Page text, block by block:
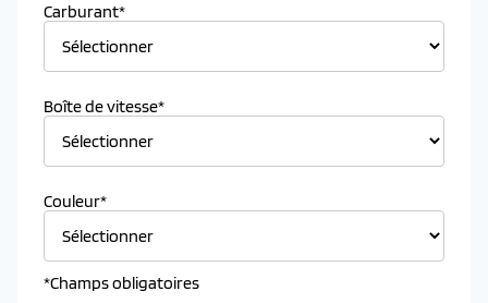
Carburant*
Boîte de vitesse*
Couleur*
*Champs obligatoires